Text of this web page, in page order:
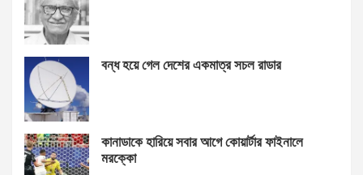
বন্ধ হয়ে গেল দেশের একমাত্র সচল রাডার
কানাডাকে হারিয়ে সবার আগে কোয়ার্টার ফাইনালে
মরক্কো